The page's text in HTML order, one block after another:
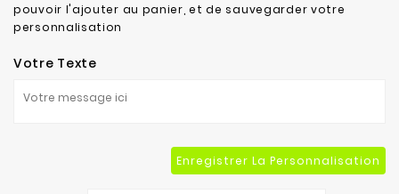
pouvoir l'ajouter au panier, et de sauvegarder votre
personnalisation
Votre Texte
Enregistrer La Personnalisation